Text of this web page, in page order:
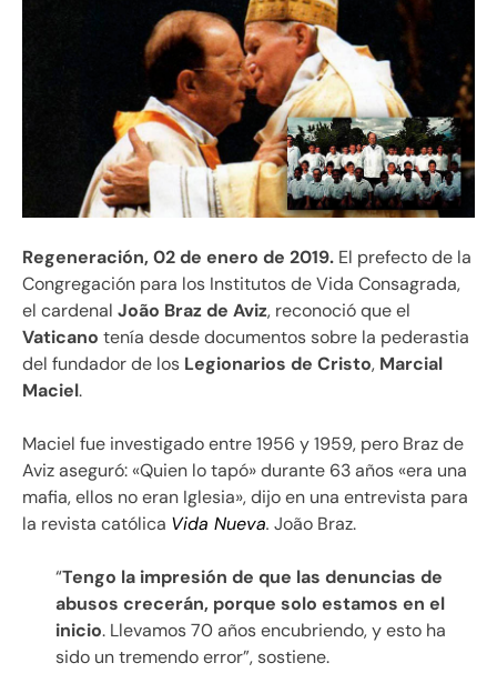
Regeneración, 02 de enero de 2019. El prefecto de la
Congregación para los Institutos de Vida Consagrada,
el cardenal João Braz de Aviz, reconoció que el
Vaticano tenía desde documentos sobre la pederastia
del fundador de los Legionarios de Cristo, Marcial
Maciel.
Maciel fue investigado entre 1956 y 1959, pero Braz de
Aviz aseguró: «Quien lo tapó» durante 63 años «era una
mafia, ellos no eran Iglesia», dijo en una entrevista para
la revista católica Vida Nueva. João Braz.
“Tengo la impresión de que las denuncias de
abusos crecerán, porque solo estamos en el
inicio. Llevamos 70 años encubriendo, y esto ha
sido un tremendo error”, sostiene.